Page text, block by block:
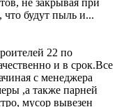
не закрывая при
будут пыль и...
22 по
и в срок.Все
с менеджера
,а также парней
мусор вывезен